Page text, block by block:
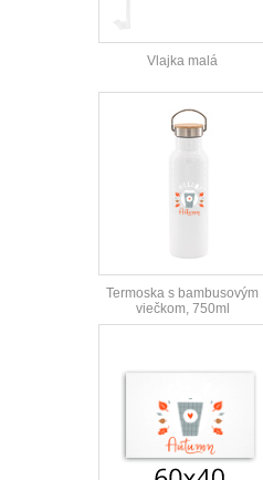
Vlajka malá
Termoska s bambusovým
viečkom, 750ml